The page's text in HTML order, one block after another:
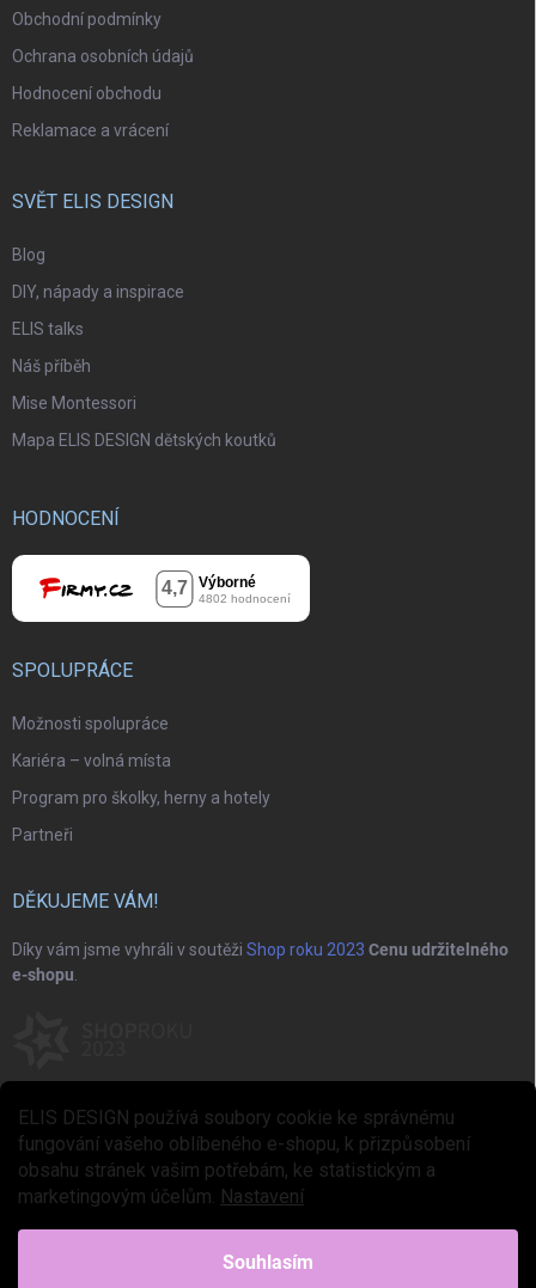
ELIS DESIGN používá soubory cookie ke správnému
fungování vašeho oblíbeného e-shopu, k přizpůsobení
obsahu stránek vašim potřebám, ke statistickým a
marketingovým účelům. Nastavení
Souhlasím
Obchodní podmínky
Ochrana osobních údajů
Hodnocení obchodu
Reklamace a vrácení
SVĚT ELIS DESIGN
Blog
DIY, nápady a inspirace
ELIS talks
Náš příběh
Mise Montessori
Mapa ELIS DESIGN dětských koutků
HODNOCENÍ
SPOLUPRÁCE
Možnosti spolupráce
Kariéra – volná místa
Program pro školky, herny a hotely
Partneři
DĚKUJEME VÁM!
Díky vám jsme vyhráli v soutěži Shop roku 2023 Cenu udržitelného
e-shopu
Copyright 2026ELIS DESIGN. Všechna práva vyhrazena.Upravit nastavení
cookies